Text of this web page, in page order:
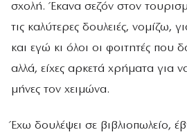
σχολή. Έκανα σεζόν στον
τις καλύτερες δουλειές, νομίζω,
και εγώ κι όλοι οι φοιτητές που
αλλά, είχες αρκετά χρήματα για
μήνες τον χειμώνα.
Έχω δουλέψει σε βιβλιοπωλείο,